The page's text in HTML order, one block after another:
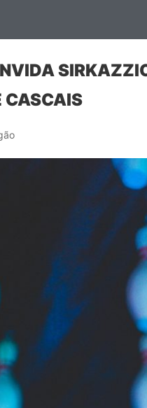
CASCAIS